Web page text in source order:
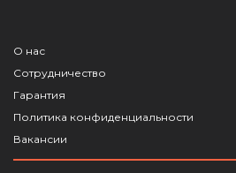
О нас
Сотрудничество
Гарантия
Политика конфиденциальности
Вакансии